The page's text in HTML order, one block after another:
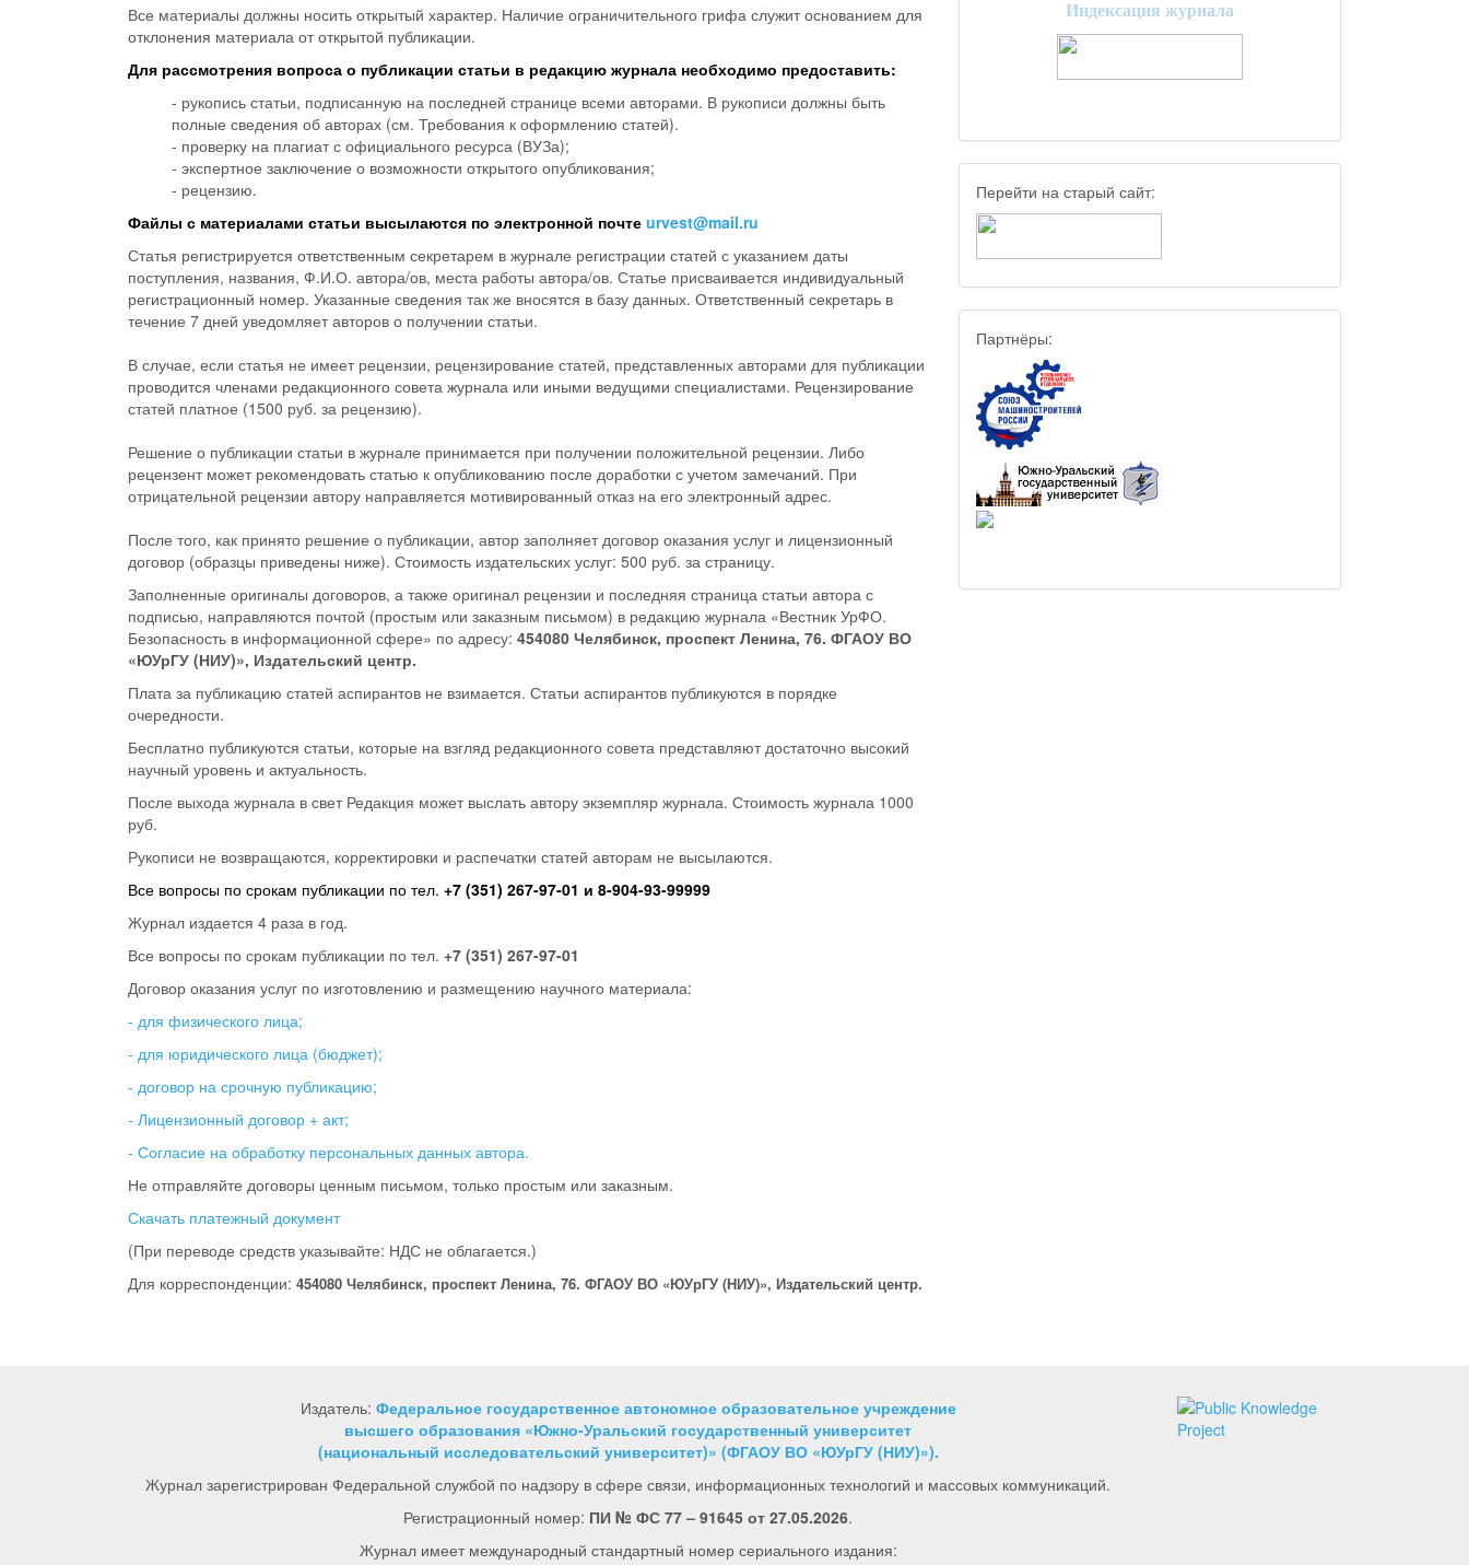
Все материалы должны носить открытый характер. Наличие ограничительного грифа служит основанием для
отклонения материала от открытой публикации.
Для рассмотрения вопроса о публикации статьи в редакцию журнала необходимо предоставить:
- рукопись статьи, подписанную на последней странице всеми авторами. В рукописи должны быть
полные сведения об авторах (см. Требования к оформлению статей).
- проверку на плагиат с официального ресурса (ВУЗа);
- экспертное заключение о возможности открытого опубликования;
- рецензию.
Файлы с материалами статьи высылаются по электронной почте urvest@mail.ru
Статья регистрируется ответственным секретарем в журнале регистрации статей с указанием даты
поступления, названия, Ф.И.О. автора/ов, места работы автора/ов. Статье присваивается индивидуальный
регистрационный номер. Указанные сведения так же вносятся в базу данных. Ответственный секретарь в
течение 7 дней уведомляет авторов о получении статьи.
В случае, если статья не имеет рецензии, рецензирование статей, представленных авторами для публикации
проводится членами редакционного совета журнала или иными ведущими специалистами. Рецензирование
статей платное (1500 руб. за рецензию).
Решение о публикации статьи в журнале принимается при получении положительной рецензии. Либо
рецензент может рекомендовать статью к опубликованию после доработки с учетом замечаний. При
отрицательной рецензии автору направляется мотивированный отказ на его электронный адрес.
После того, как принято решение о публикации, автор заполняет договор оказания услуг и лицензионный
договор (образцы приведены ниже). Стоимость издательских услуг: 500 руб. за страницу.
Заполненные оригиналы договоров, а также оригинал рецензии и последняя страница статьи автора с
подписью, направляются почтой (простым или заказным письмом) в редакцию журнала «Вестник УрФО.
Безопасность в информационной сфере» по адресу: 454080 Челябинск, проспект Ленина, 76. ФГАОУ ВО
«ЮУрГУ (НИУ)», Издательский центр.
Плата за публикацию статей аспирантов не взимается. Статьи аспирантов публикуются в порядке
очередности.
Бесплатно публикуются статьи, которые на взгляд редакционного совета представляют достаточно высокий
научный уровень и актуальность.
После выхода журнала в свет Редакция может выслать автору экземпляр журнала. Стоимость журнала 1000
руб.
Рукописи не возвращаются, корректировки и распечатки статей авторам не высылаются.
Все вопросы по срокам публикации по тел. +7 (351) 267-97-01 и 8-904-93-99999
Журнал издается 4 раза в год.
Все вопросы по срокам публикации по тел. +7 (351) 267-97-01
Договор оказания услуг по изготовлению и размещению научного материала:
- для физического лица;
- для юридического лица (бюджет);
- договор на срочную публикацию;
- Лицензионный договор + акт;
- Согласие на обработку персональных данных автора.
Не отправляйте договоры ценным письмом, только простым или заказным.
Скачать платежный документ
(При переводе средств указывайте: НДС не облагается.)
Для корреспонденции: 454080 Челябинск, проспект Ленина, 76. ФГАОУ ВО «ЮУрГУ (НИУ)», Издательский центр.
Индексация журнала
Перейти на старый сайт:
Партнёры:
Издатель: Федеральное государственное автономное образовательное учреждение
высшего образования «Южно-Уральский государственный университет
(национальный исследовательский университет)» (ФГАОУ ВО «ЮУрГУ (НИУ)»).
Журнал зарегистрирован Федеральной службой по надзору в сфере связи, информационных технологий и массовых коммуникаций.
Регистрационный номер: ПИ № ФС 77 – 91645 от 27.05.2026.
Журнал имеет международный стандартный номер сериального издания: